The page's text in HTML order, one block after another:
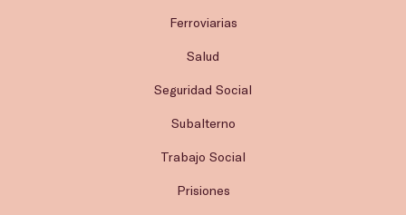
Ferroviarias
Salud
Seguridad Social
Subalterno
Trabajo Social
Prisiones